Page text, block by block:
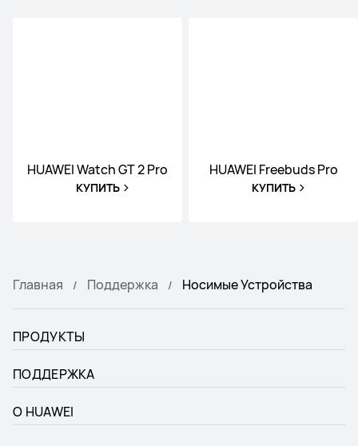
HUAWEI Watch GT 2 Pro
КУПИТЬ
HUAWEI Freebuds Pro
КУПИТЬ
Главная Поддержка Носимые Устройства
ПРОДУКТЫ
ПОДДЕРЖКА
О HUAWEI